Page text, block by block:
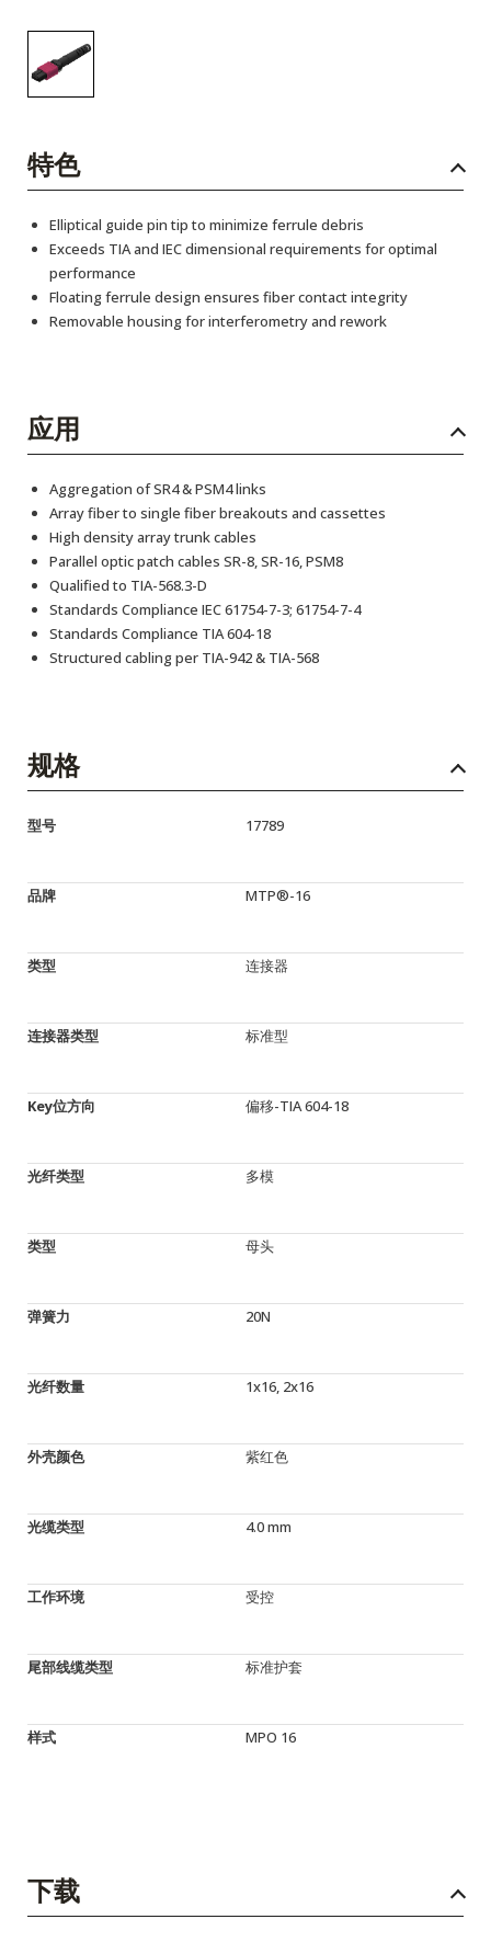
特色
Elliptical guide pin tip to minimize ferrule debris
Exceeds TIA and IEC dimensional requirements for optimal
performance
Floating ferrule design ensures fiber contact integrity
Removable housing for interferometry and rework
应用
Aggregation of SR4 & PSM4 links
Array fiber to single fiber breakouts and cassettes
High density array trunk cables
Parallel optic patch cables SR-8, SR-16, PSM8
Qualified to TIA-568.3-D
Standards Compliance IEC 61754-7-3; 61754-7-4
Standards Compliance TIA 604-18
Structured cabling per TIA-942 & TIA-568
规格
型号 17789
品牌 MTP®-16
类型 连接器
连接器类型 标准型
Key位方向 偏移-TIA 604-18
光纤类型 多模
类型 母头
弹簧力 20N
光纤数量 1x16, 2x16
外壳颜色 紫红色
光缆类型 4.0 mm
工作环境 受控
尾部线缆类型 标准护套
样式 MPO 16
下载